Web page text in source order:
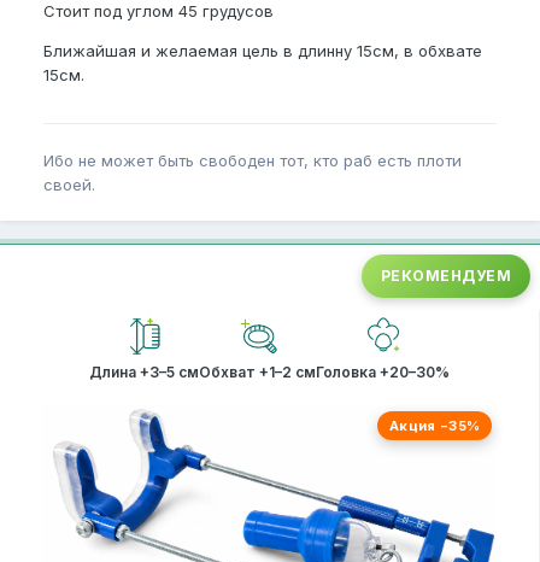
Стоит под углом 45 грудусов
Ближайшая и желаемая цель в длинну 15см, в обхвате
15см.
Ибо не может быть свободен тот, кто раб есть плоти
своей.
РЕКОМЕНДУЕМ
Длина +3–5 смОбхват +1–2 смГоловка +20–30%
Акция −35%